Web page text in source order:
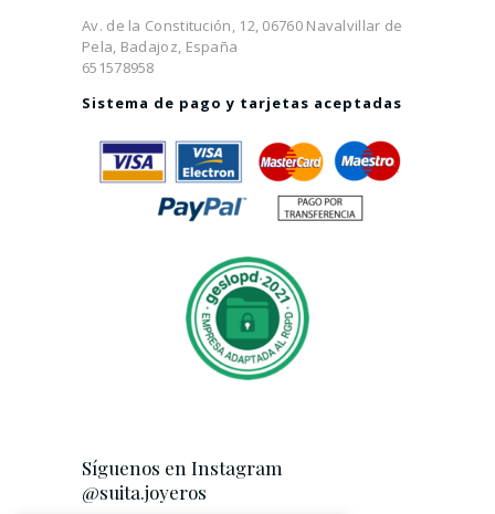
Av. de la Constitución, 12, 06760 Navalvillar de
Pela, Badajoz, España
651578958
Sistema de pago y tarjetas aceptadas
Síguenos en Instagram
@suita.joyeros